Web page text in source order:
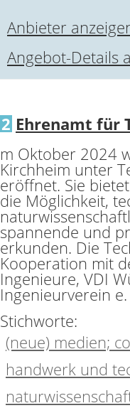
Anbieter
Angebot-Details
2 Ehrenamt für
m Oktober 2024
Kirchheim unter
eröffnet. Sie
die Möglichkeit,
spannende und
erkunden. Die
Kooperation mit
Ingenieure, VDI
Ingenieurverein e.
Stichworte:
(neue) medien;
handwerk und